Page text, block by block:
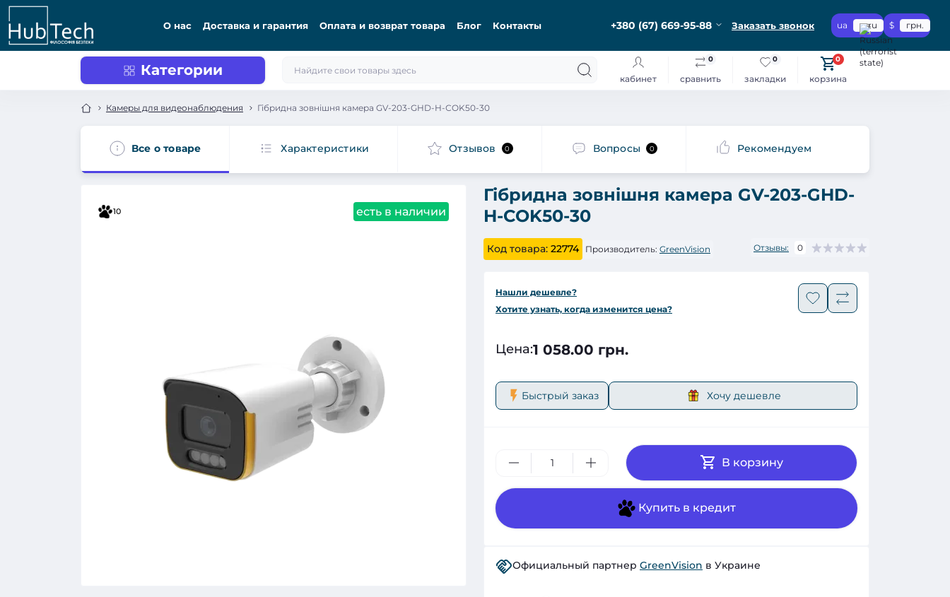
О нас Доставка и гарантия Оплата и возврат товара Блог Контакты +380 (67) 669-95-88 Заказать звонок ua ru $ грн.
Категории
кабинет сравнить
0
закладки
0
корзина
0
Камеры для видеонаблюдения Гібридна зовнішня камера GV-203-GHD-H-СOK50-30
Все о товаре Характеристики Отзывов 0 Вопросы 0 Рекомендуем
10 есть в наличии
Гібридна зовнішня камера GV-203-GHD-
H-СOK50-30
Код товара: 22774 Производитель: GreenVision Отзывы: 0
Нашли дешевле?
Хотите узнать, когда изменится цена?
Цена:1 058.00 грн.
Быстрый заказ Хочу дешевле
В корзину
Купить в кредит
Официальный партнер GreenVision в Украине